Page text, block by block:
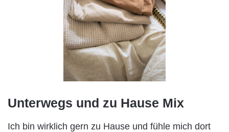
Unterwegs und zu Hause Mix
Ich bin wirklich gern zu Hause und fühle mich dort